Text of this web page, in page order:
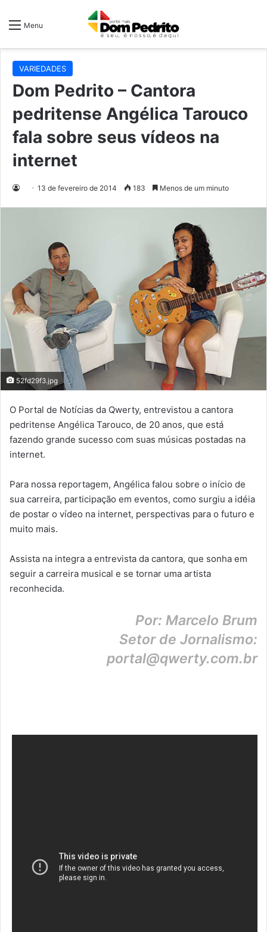
Menu
VARIEDADES
Dom Pedrito – Cantora
pedritense Angélica Tarouco
fala sobre seus vídeos na
internet
13 de fevereiro de 2014 183 Menos de um minuto
52fd29f3.jpg
O Portal de Notícias da Qwerty, entrevistou a cantora
pedritense Angélica Tarouco, de 20 anos, que está
fazendo grande sucesso com suas músicas postadas na
internet.
Para nossa reportagem, Angélica falou sobre o início de
sua carreira, participação em eventos, como surgiu a idéia
de postar o vídeo na internet, perspectivas para o futuro e
muito mais.
Assista na integra a entrevista da cantora, que sonha em
seguir a carreira musical e se tornar uma artista
reconhecida.
Por: Marcelo Brum
Setor de Jornalismo:
portal@qwerty.com.br